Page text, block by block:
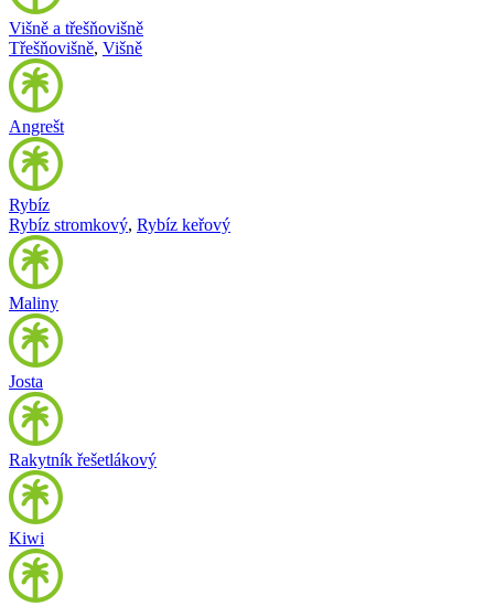
Višně a třešňovišně
Třešňovišně, Višně
Angrešt
Rybíz
Rybíz stromkový, Rybíz keřový
Maliny
Josta
Rakytník řešetlákový
Kiwi